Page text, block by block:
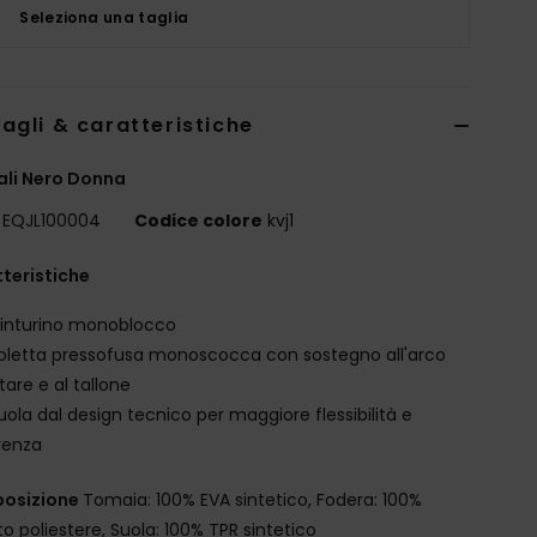
Seleziona una taglia
& caratteristiche
Nero Donna
EQJL100004 Codice colore kvj1
monoblocco
pressofusa monoscocca con sostegno all'arco
e al tallone
dal design tecnico per maggiore flessibilità e
Tomaia: 100% EVA sintetico, Fodera: 100%
poliestere, Suola: 100% TPR sintetico